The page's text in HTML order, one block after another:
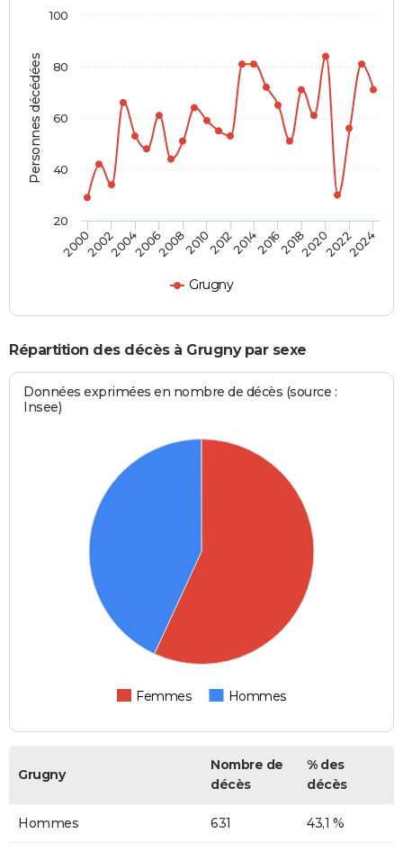
Personnes décédées
Grugny
2000200220042006200820102012201420162018202020222024
20
40
60
80
100
Répartition des décès à Grugny par sexe
Données exprimées en nombre de décès (source :
Insee)
Femmes Hommes
Grugny
Nombre de
décès
% des
décès
Hommes 631 43,1 %